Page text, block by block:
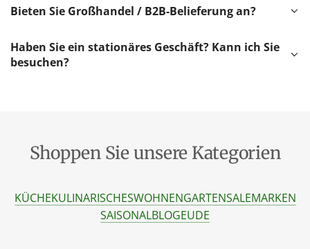
Bieten Sie Großhandel / B2B-Belieferung an?
Haben Sie ein stationäres Geschäft? Kann ich Sie
besuchen?
Shoppen Sie unsere Kategorien
KÜCHEKULINARISCHESWOHNENGARTENSALEMARKEN
SAISONALBLOGEUDE